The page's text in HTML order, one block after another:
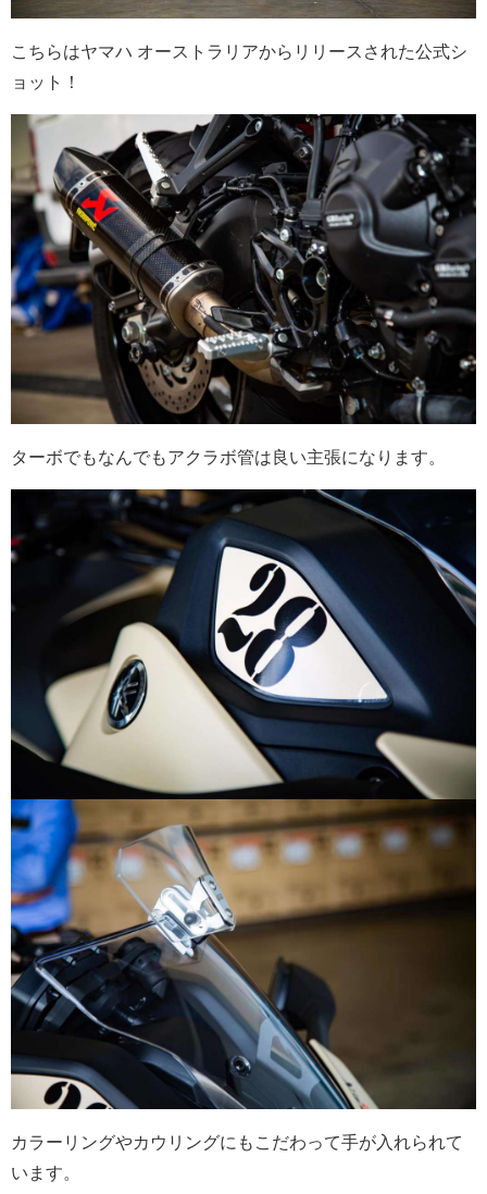
こちらはヤマハ オーストラリアからリリースされた公式シ
ョット！
ターボでもなんでもアクラボ管は良い主張になります。
カラーリングやカウリングにもこだわって手が入れられて
います。